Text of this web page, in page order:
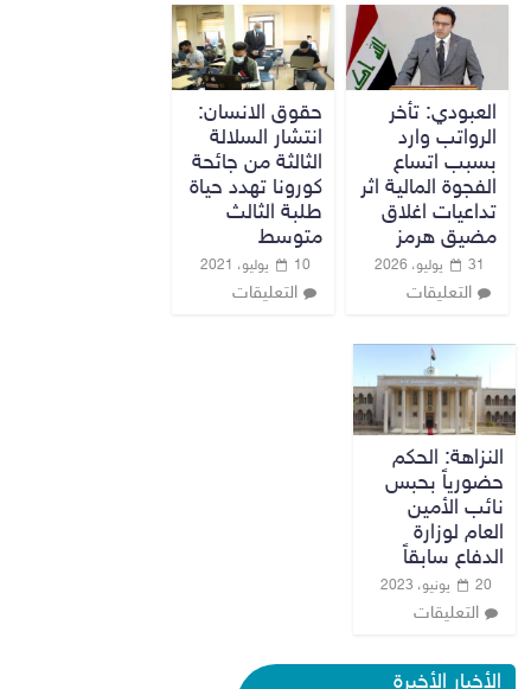
العبودي: تأخر
الرواتب وارد
بسبب اتساع
الفجوة المالية اثر
تداعيات اغلاق
مضيق هرمز
31 يوليو، 2026
التعليقات
حقوق الانسان:
انتشار السلالة
الثالثة من جائحة
كورونا تهدد حياة
طلبة الثالث
متوسط
10 يوليو، 2021
التعليقات
النزاهة: الحكم
حضورياً بحبس
نائب الأمين
العام لوزارة
الدفاع سابقاً
20 يونيو، 2023
التعليقات
الأخبار الأخيرة